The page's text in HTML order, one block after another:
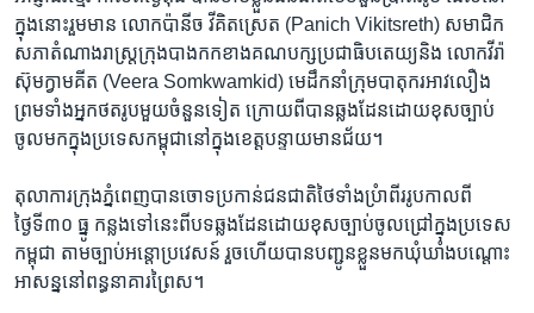
ក្នុង​នោះ​រួមមាន​ លោក​ប៉ានីច វីគិតស្រេត (Panich Vikitsreth) ​សមាជិក​
សភា​តំណាងរាស្រ្ត​ក្រុង​បាងកក​ខាង​គណបក្ស​ប្រជាធិបតេយ្យ​និង លោក​វីរ៉ា
ស៊ុមក្វាមគីត (Veera Somkwamkid) ​មេដឹកនាំ​ក្រុម​បាតុករ​អាវលឿង​
ព្រមទាំង​អ្នក​ថតរូប​មួយ​ចំនួន​ទៀត ​ក្រោយពី​បាន​ឆ្លងដែន​ដោយ​ខុសច្បាប់​
ចូល​មកក្នុង​ប្រទេស​កម្ពុជា​នៅក្នុង​ខេត្ត​បន្ទាយ​មានជ័យ។
តុលាការ​ក្រុងភ្នំពេញ​បាន​ចោទប្រកាន់​ជនជាតិ​ថៃ​ទាំងប្រំាពីរ​រូប​កាលពី​
ថ្ងៃទី៣០​ ធ្នូ ​កន្លង​ទៅនេះ​ពីបទ​ឆ្លងដែន​ដោយ​ខុសច្បាប់​ចូល​ជ្រៅ​ក្នុង​ប្រទេស​
កម្ពុជា​ តាមច្បាប់​អន្តោប្រវេសន៍​ រួចហើយបាន​បញ្ជូន​ខ្លួន​មក​ឃុំឃាំង​បណ្តោះ
អាសន្ន​នៅ​ពន្ធនាគារ​ព្រៃស។